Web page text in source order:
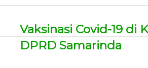
Vaksinasi Covid-19 di
DPRD Samarinda